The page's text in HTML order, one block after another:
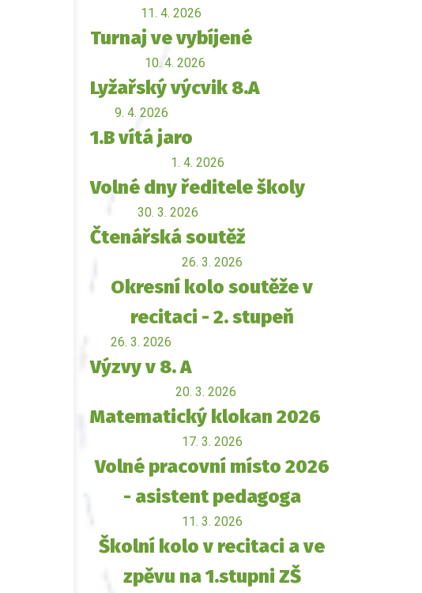
11. 4. 2026
Turnaj ve vybíjené
10. 4. 2026
Lyžařský výcvik 8.A
9. 4. 2026
1.B vítá jaro
1. 4. 2026
Volné dny ředitele školy
30. 3. 2026
Čtenářská soutěž
26. 3. 2026
Okresní kolo soutěže v
recitaci - 2. stupeň
26. 3. 2026
Výzvy v 8. A
20. 3. 2026
Matematický klokan 2026
17. 3. 2026
Volné pracovní místo 2026
- asistent pedagoga
11. 3. 2026
Školní kolo v recitaci a ve
zpěvu na 1.stupni ZŠ